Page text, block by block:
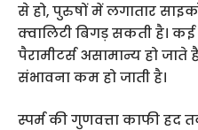
से हो, पुरुषों में लगातार
क्वालिटी बिगड़ सकती है।
पैरामीटर्स असामान्य हो
संभावना कम हो जाती है।
स्पर्म की गुणवत्ता काफी हद